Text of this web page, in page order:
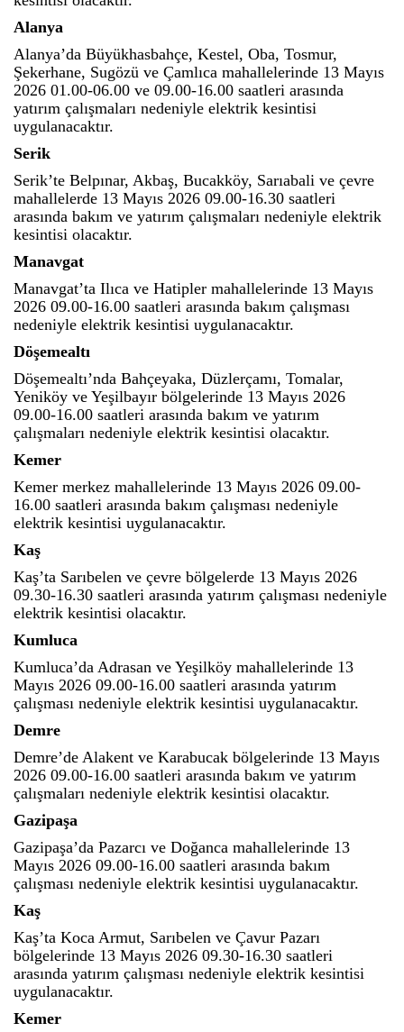
Alanya
Alanya’da Büyükhasbahçe, Kestel, Oba, Tosmur,
Şekerhane, Sugözü ve Çamlıca mahallelerinde 13 Mayıs
2026 01.00-06.00 ve 09.00-16.00 saatleri arasında
yatırım çalışmaları nedeniyle elektrik kesintisi
uygulanacaktır.
Serik
Serik’te Belpınar, Akbaş, Bucakköy, Sarıabali ve çevre
mahallelerde 13 Mayıs 2026 09.00-16.30 saatleri
arasında bakım ve yatırım çalışmaları nedeniyle elektrik
kesintisi olacaktır.
Manavgat
Manavgat’ta Ilıca ve Hatipler mahallelerinde 13 Mayıs
2026 09.00-16.00 saatleri arasında bakım çalışması
nedeniyle elektrik kesintisi uygulanacaktır.
Döşemealtı
Döşemealtı’nda Bahçeyaka, Düzlerçamı, Tomalar,
Yeniköy ve Yeşilbayır bölgelerinde 13 Mayıs 2026
09.00-16.00 saatleri arasında bakım ve yatırım
çalışmaları nedeniyle elektrik kesintisi olacaktır.
Kemer
Kemer merkez mahallelerinde 13 Mayıs 2026 09.00-
16.00 saatleri arasında bakım çalışması nedeniyle
elektrik kesintisi uygulanacaktır.
Kaş
Kaş’ta Sarıbelen ve çevre bölgelerde 13 Mayıs 2026
09.30-16.30 saatleri arasında yatırım çalışması nedeniyle
elektrik kesintisi olacaktır.
Kumluca
Kumluca’da Adrasan ve Yeşilköy mahallelerinde 13
Mayıs 2026 09.00-16.00 saatleri arasında yatırım
çalışması nedeniyle elektrik kesintisi uygulanacaktır.
Demre
Demre’de Alakent ve Karabucak bölgelerinde 13 Mayıs
2026 09.00-16.00 saatleri arasında bakım ve yatırım
çalışmaları nedeniyle elektrik kesintisi olacaktır.
Gazipaşa
Gazipaşa’da Pazarcı ve Doğanca mahallelerinde 13
Mayıs 2026 09.00-16.00 saatleri arasında bakım
çalışması nedeniyle elektrik kesintisi uygulanacaktır.
Kaş
Kaş’ta Koca Armut, Sarıbelen ve Çavur Pazarı
bölgelerinde 13 Mayıs 2026 09.30-16.30 saatleri
arasında yatırım çalışması nedeniyle elektrik kesintisi
uygulanacaktır.
Kemer